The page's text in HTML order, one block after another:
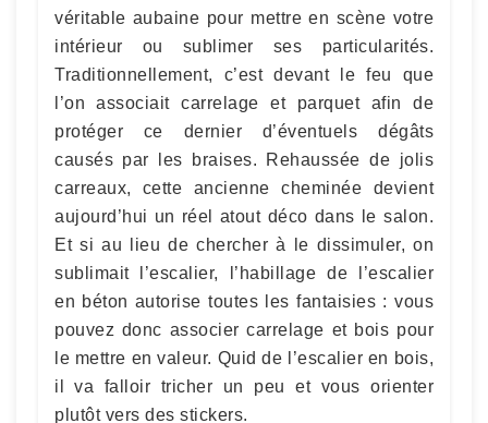
véritable aubaine pour mettre en scène votre
intérieur ou sublimer ses particularités.
Traditionnellement, c’est devant le feu que
l’on associait carrelage et parquet afin de
protéger ce dernier d’éventuels dégâts
causés par les braises. Rehaussée de jolis
carreaux, cette ancienne cheminée devient
aujourd’hui un réel atout déco dans le salon.
Et si au lieu de chercher à le dissimuler, on
sublimait l’escalier, l’habillage de l’escalier
en béton autorise toutes les fantaisies : vous
pouvez donc associer carrelage et bois pour
le mettre en valeur. Quid de l’escalier en bois,
il va falloir tricher un peu et vous orienter
plutôt vers des stickers.